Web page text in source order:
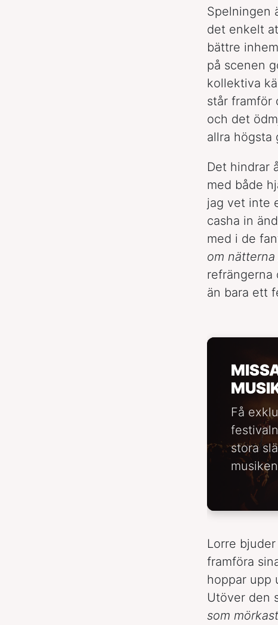
Spelningen
det enkelt
bättre
på scenen
kollektiva
står framför
och det
allra högsta
Det hindrar
med både
jag vet inte
casha in
med i de
om
refrängerna
än bara ett
Få
stora
Lorre
framföra
hoppar upp
Utöver den
som